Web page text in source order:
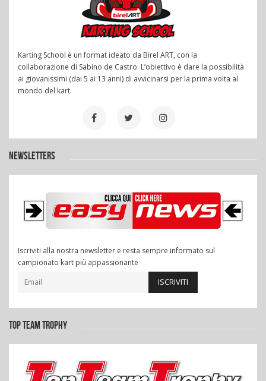
Karting School è un format ideato da Birel ART, con la
collaborazione di Sabino de Castro. L’obiettivo è dare la possibilità
ai giovanissimi (dai 5 ai 13 anni) di avvicinarsi per la prima volta al
mondo del kart.
NEWSLETTERS
Iscriviti alla nostra newsletter e resta sempre informato sul
campionato kart più appassionante
ISCRIVITI
TOP TEAM TROPHY